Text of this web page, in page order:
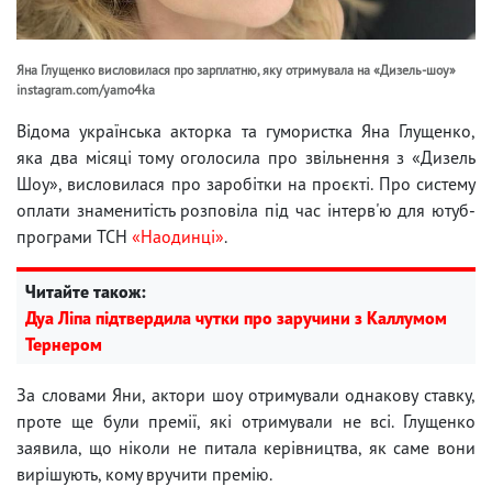
Яна Глущенко висловилася про зарплатню, яку отримувала на «Дизель-шоу»
instagram.com/yamo4ka
Відома українська акторка та гумористка Яна Глущенко,
яка два місяці тому оголосила про звільнення з «Дизель
Шоу», висловилася про заробітки на проєкті. Про систему
оплати знаменитість розповіла під час інтерв'ю для ютуб-
програми ТСН «Наодинці».
Читайте також:
Дуа Ліпа підтвердила чутки про заручини з Каллумом
Тернером
За словами Яни, актори шоу отримували однакову ставку,
проте ще були премії, які отримували не всі. Глущенко
заявила, що ніколи не питала керівництва, як саме вони
вирішують, кому вручити премію.